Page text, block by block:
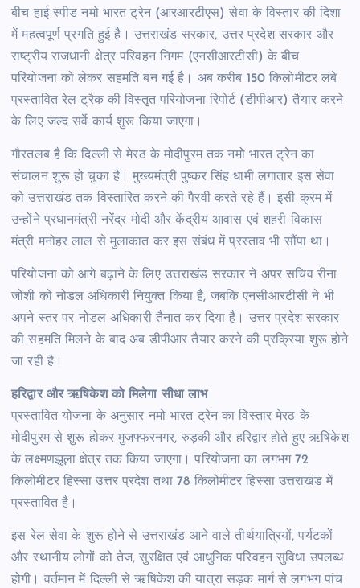
बीच हाई स्पीड नमो भारत ट्रेन (आरआरटीएस) सेवा के विस्तार की दिशा
में महत्वपूर्ण प्रगति हुई है। उत्तराखंड सरकार, उत्तर प्रदेश सरकार और
राष्ट्रीय राजधानी क्षेत्र परिवहन निगम (एनसीआरटीसी) के बीच
परियोजना को लेकर सहमति बन गई है। अब करीब 150 किलोमीटर लंबे
प्रस्तावित रेल ट्रैक की विस्तृत परियोजना रिपोर्ट (डीपीआर) तैयार करने
के लिए जल्द सर्वे कार्य शुरू किया जाएगा।
गौरतलब है कि दिल्ली से मेरठ के मोदीपुरम तक नमो भारत ट्रेन का
संचालन शुरू हो चुका है। मुख्यमंत्री पुष्कर सिंह धामी लगातार इस सेवा
को उत्तराखंड तक विस्तारित करने की पैरवी करते रहे हैं। इसी क्रम में
उन्होंने प्रधानमंत्री नरेंद्र मोदी और केंद्रीय आवास एवं शहरी विकास
मंत्री मनोहर लाल से मुलाकात कर इस संबंध में प्रस्ताव भी सौंपा था।
परियोजना को आगे बढ़ाने के लिए उत्तराखंड सरकार ने अपर सचिव रीना
जोशी को नोडल अधिकारी नियुक्त किया है, जबकि एनसीआरटीसी ने भी
अपने स्तर पर नोडल अधिकारी तैनात कर दिया है। उत्तर प्रदेश सरकार
की सहमति मिलने के बाद अब डीपीआर तैयार करने की प्रक्रिया शुरू होने
जा रही है।
हरिद्वार और ऋषिकेश को मिलेगा सीधा लाभ
प्रस्तावित योजना के अनुसार नमो भारत ट्रेन का विस्तार मेरठ के
मोदीपुरम से शुरू होकर मुजफ्फरनगर, रुड़की और हरिद्वार होते हुए ऋषिकेश
के लक्ष्मणझूला क्षेत्र तक किया जाएगा। परियोजना का लगभग 72
किलोमीटर हिस्सा उत्तर प्रदेश तथा 78 किलोमीटर हिस्सा उत्तराखंड में
प्रस्तावित है।
इस रेल सेवा के शुरू होने से उत्तराखंड आने वाले तीर्थयात्रियों, पर्यटकों
और स्थानीय लोगों को तेज, सुरक्षित एवं आधुनिक परिवहन सुविधा उपलब्ध
होगी। वर्तमान में दिल्ली से ऋषिकेश की यात्रा सड़क मार्ग से लगभग पांच